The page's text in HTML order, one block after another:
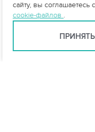
сайту, вы соглашаетесь с
cookie-файлов .
ПРИНЯТЬ